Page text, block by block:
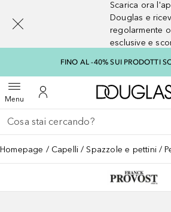
Scarica ora
Douglas e
regolarmente
esclusive e
FINO AL -40% SUI PRODOTTI
MenuApri menuAl Mio Account
Torna indietro
Esegui ricerca
Homepage Capelli Spazzole e pettini
[navigation.slideout.screenreader]